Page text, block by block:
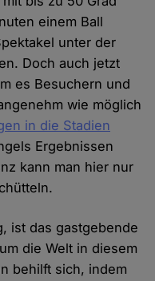
einem Ball
unter der
Doch auch jetzt
es Besuchern und
wie möglich
in die Stadien
Ergebnissen
kann man hier nur
ist das gastgebende
die Welt in diesem
behilft sich, indem